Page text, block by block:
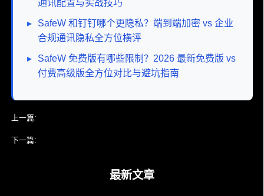
通讯配置与实战技巧
▸
SafeW 和钉钉哪个更隐私？端到端加密 vs 企业
合规通讯隐私全方位横评
▸
SafeW 免费版有哪些限制？2026 最新免费版 vs
付费高级版全方位对比与避坑指南
上一篇:
下一篇:
最新文章